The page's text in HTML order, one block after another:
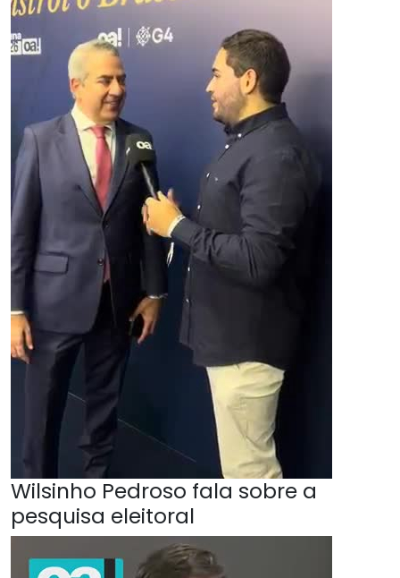
Wilsinho Pedroso fala sobre a
pesquisa eleitoral